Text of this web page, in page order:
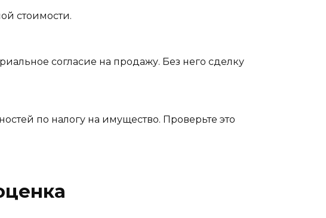
стоимости.
согласие на продажу. Без него сделку
по налогу на имущество. Проверьте это